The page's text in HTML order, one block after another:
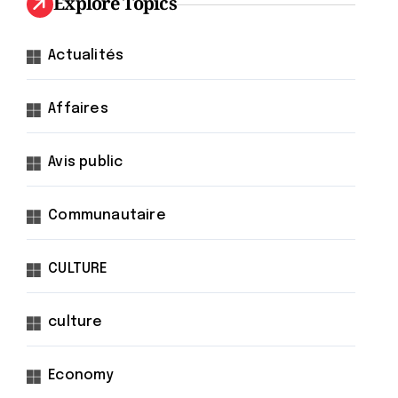
Actualités
Affaires
Avis public
Communautaire
CULTURE
culture
Economy